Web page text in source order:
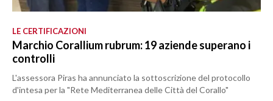
LE CERTIFICAZIONI
Marchio Corallium rubrum: 19 aziende superano i
controlli
L'assessora Piras ha annunciato la sottoscrizione del protocollo
d'intesa per la "Rete Mediterranea delle Città del Corallo"